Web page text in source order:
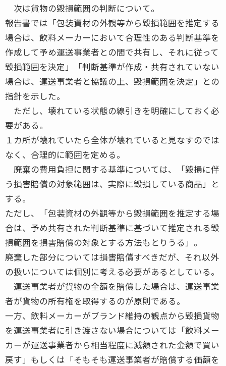
次は貨物の毀損範囲の判断について。
報告書では「包装資材の外観等から毀損範囲を推定する
場合は、飲料メーカーにおいて合理性のある判断基準を
作成して予め運送事業者との間で共有し、それに従って
毀損範囲を決定」「判断基準が作成・共有されていない
場合は、運送事業者と協議の上、毀損範囲を決定」との
指針を示した。
ただし、壊れている状態の線引きを明確にしておく必
要がある。
１カ所が壊れていたら全体が壊れていると見なすのでは
なく、合理的に範囲を定める。
廃棄の費用負担に関する基準については、「毀損に伴
う損害賠償の対象範囲は、実際に毀損している商品」と
する。
ただし、「包装資材の外観等から毀損範囲を推定する場
合は、予め共有された判断基準に基づいて推定される毀
損範囲を損害賠償の対象とする方法もとりうる」。
廃棄した部分については損害賠償すべきだが、それ以外
の扱いについては個別に考える必要があるとしている。
運送事業者が貨物の全額を賠償した場合は、運送事業
者が貨物の所有権を取得するのが原則である。
一方、飲料メーカーがブランド維持の観点から毀損貨物
を運送事業者に引き渡さない場合については「飲料メー
カーが運送事業者から相当程度に減額された金額で買い
戻す」もしくは「そもそも運送事業者が賠償する価額を